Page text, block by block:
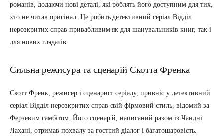
романів, додаючи нові деталі, які роблять його доступним для тих,
хто не читав оригінал. Це робить детективний серіал Відділ
нерозкритих справ привабливим як для шанувальників книг, так і
для нових глядачів.
Сильна режисура та сценарій Скотта Френка
Скотт Френк, режисер і сценарист серіалу, привніс у детективний
серіал Відділ нерозкритих справ свій фірмовий стиль, відомий за
Ферзевим гамбітом. Його сценарій, написаний разом із Чандні
Лахані, отримав похвалу за гострий діалог і багатошаровість.